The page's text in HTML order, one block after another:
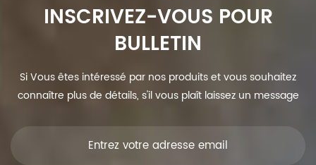
INSCRIVEZ-VOUS POUR
BULLETIN
Si Vous êtes intéressé par nos produits et vous souhaitez
connaître plus de détails, s'il vous plaît laissez un message